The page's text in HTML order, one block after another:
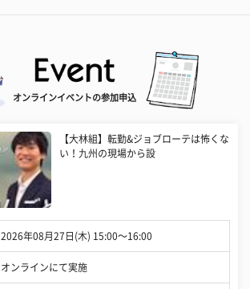
オンラインイベントの参加申込
【大林組】転勤&ジョブローテは怖くな
い！九州の現場から設
2026年08月27日(木) 15:00〜16:00
オンラインにて実施